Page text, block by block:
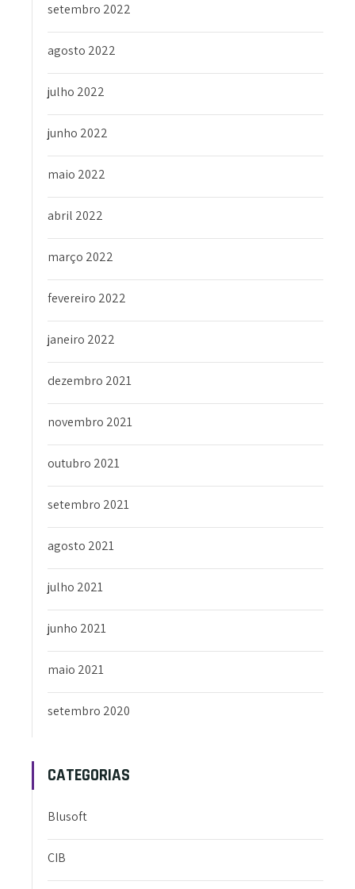
setembro 2022
agosto 2022
julho 2022
junho 2022
maio 2022
abril 2022
março 2022
fevereiro 2022
janeiro 2022
dezembro 2021
novembro 2021
outubro 2021
setembro 2021
agosto 2021
julho 2021
junho 2021
maio 2021
setembro 2020
CATEGORIAS
Blusoft
CIB